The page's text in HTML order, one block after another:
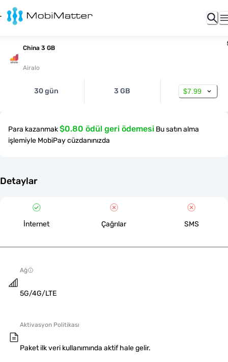
China 3 GB
Airalo
30 gün 3 GB $7.99
Para kazanmak$0.80 ödül geri ödemesi Bu satın alma
işlemiyle MobiPay cüzdanınızda
Detaylar
İnternet Çağrılar SMS
Ağ
5G/4G/LTE
Aktivasyon Politikası
Paket ilk veri kullanımında aktif hale gelir.